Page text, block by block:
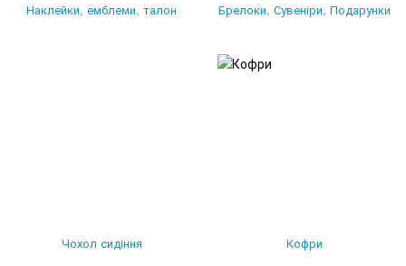
Наклейки, емблеми, талон Брелоки, Сувеніри, Подарунки
Чохол сидіння Кофри